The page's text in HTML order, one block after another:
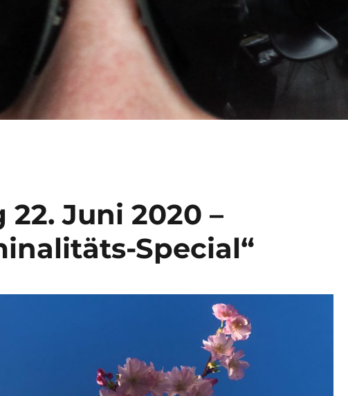
Juni 2020 –
Special“